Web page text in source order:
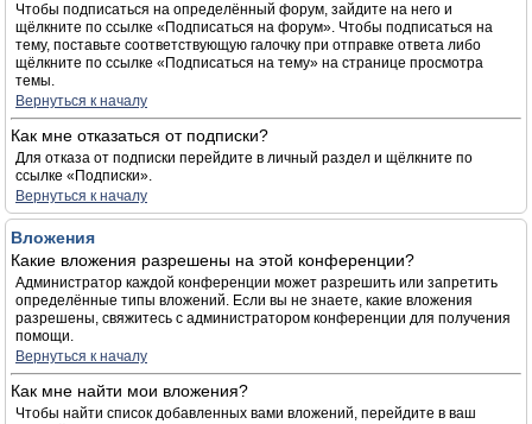
Чтобы подписаться на определённый форум, зайдите на него и
щёлкните по ссылке «Подписаться на форум». Чтобы подписаться на
тему, поставьте соответствующую галочку при отправке ответа либо
щёлкните по ссылке «Подписаться на тему» на странице просмотра
темы.
Вернуться к началу
Как мне отказаться от подписки?
Для отказа от подписки перейдите в личный раздел и щёлкните по
ссылке «Подписки».
Вернуться к началу
Вложения
Какие вложения разрешены на этой конференции?
Администратор каждой конференции может разрешить или запретить
определённые типы вложений. Если вы не знаете, какие вложения
разрешены, свяжитесь с администратором конференции для получения
помощи.
Вернуться к началу
Как мне найти мои вложения?
Чтобы найти список добавленных вами вложений, перейдите в ваш